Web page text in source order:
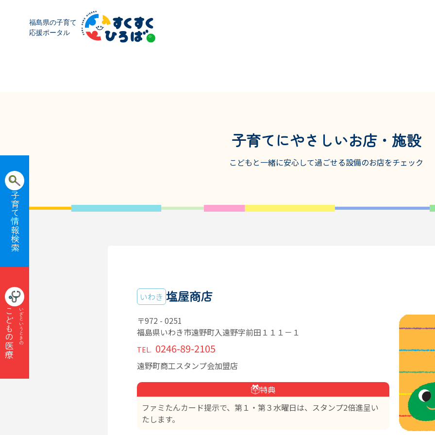
子育て情報検索
いざというときの
こどもの医療
子育てにやさしいお店・施設
こどもと一緒に安心して過ごせる設備のお店をチェック
いわき 塩屋商店
〒972 - 0251
福島県いわき市遠野町入遠野字前田１１１－１
TEL. 0246-89-2105
遠野町商工スタンプ会加盟店
特典
ファミたんカード提示で、第１・第３水曜日は、スタンプ2倍進呈い
たします。